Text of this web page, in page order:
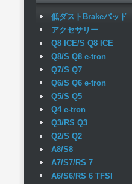
低ダストBrakeパッド
アクセサリー
Q8 ICE/S Q8 ICE
Q8/S Q8 e-tron
Q7/S Q7
Q6/S Q6 e-tron
Q5/S Q5
Q4 e-tron
Q3/RS Q3
Q2/S Q2
A8/S8
A7/S7/RS 7
A6/S6/RS 6 TFSI